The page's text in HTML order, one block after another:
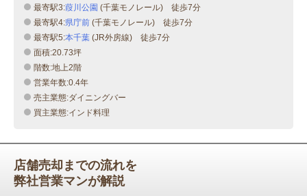
最寄駅3:葭川公園 (千葉モノレール) 徒歩7分
最寄駅4:県庁前 (千葉モノレール) 徒歩7分
最寄駅5:本千葉 (JR外房線) 徒歩7分
面積:20.73坪
階数:地上2階
営業年数:0.4年
売主業態:ダイニングバー
買主業態:インド料理
店舗売却までの流れを
弊社営業マンが解説